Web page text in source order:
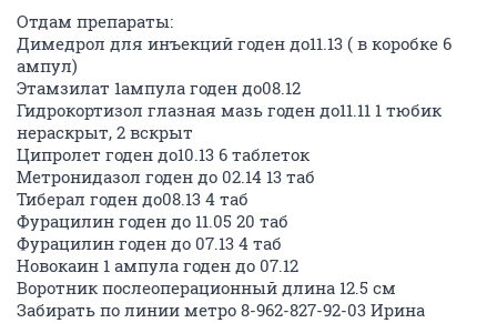
Отдам препараты:
Димедрол для инъекций годен до11.13 ( в коробке 6
ампул)
Этамзилат 1ампула годен до08.12
Гидрокортизол глазная мазь годен до11.11 1 тюбик
нераскрыт, 2 вскрыт
Ципролет годен до10.13 6 таблеток
Метронидазол годен до 02.14 13 таб
Тиберал годен до08.13 4 таб
Фурацилин годен до 11.05 20 таб
Фурацилин годен до 07.13 4 таб
Новокаин 1 ампула годен до 07.12
Воротник послеоперационный длина 12.5 см
Забирать по линии метро 8-962-827-92-03 Ирина